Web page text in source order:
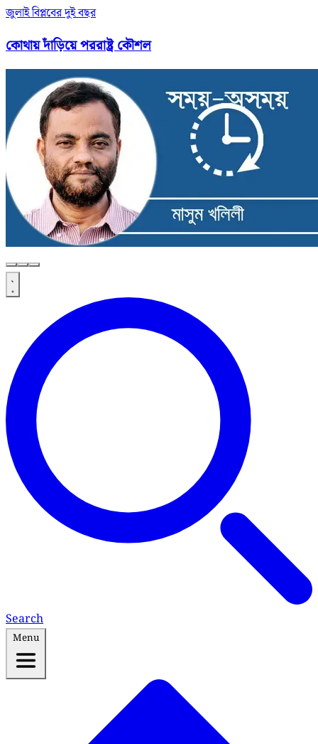
জুলাই বিপ্লবের দুই বছর
কোথায় দাঁড়িয়ে পররাষ্ট্র কৌশল
Search
Menu